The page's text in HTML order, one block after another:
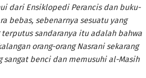
dari Ensiklopedi Perancis dan buku-
bebas, sebenarnya sesuatu yang
sandaranya itu adalah bahwa
orang-orang Nasrani sekarang
sangat benci dan memusuhi al-Masih